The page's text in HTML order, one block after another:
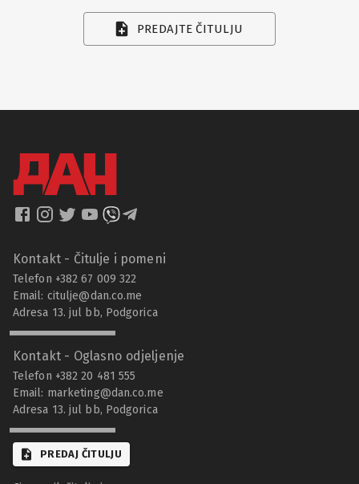
PREDAJTE ČITULJU
Kontakt - Čitulje i pomeni
Telefon +382 67 009 322
Email: citulje@dan.co.me
Adresa 13. jul bb, Podgorica
Kontakt - Oglasno odjeljenje
Telefon +382 20 481 555
Email: marketing@dan.co.me
Adresa 13. jul bb, Podgorica
PREDAJ ČITULJU